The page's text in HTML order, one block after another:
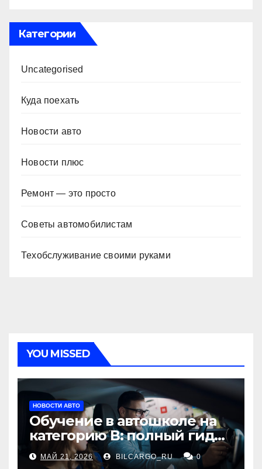
Категории
Uncategorised
Куда поехать
Новости авто
Новости плюс
Ремонт — это просто
Советы автомобилистам
Техобслуживание своими руками
YOU MISSED
НОВОСТИ АВТО
Обучение в автошколе на
категорию В: полный гид
для будущих водителей
МАЙ 21, 2026 BILCARGO_RU 0